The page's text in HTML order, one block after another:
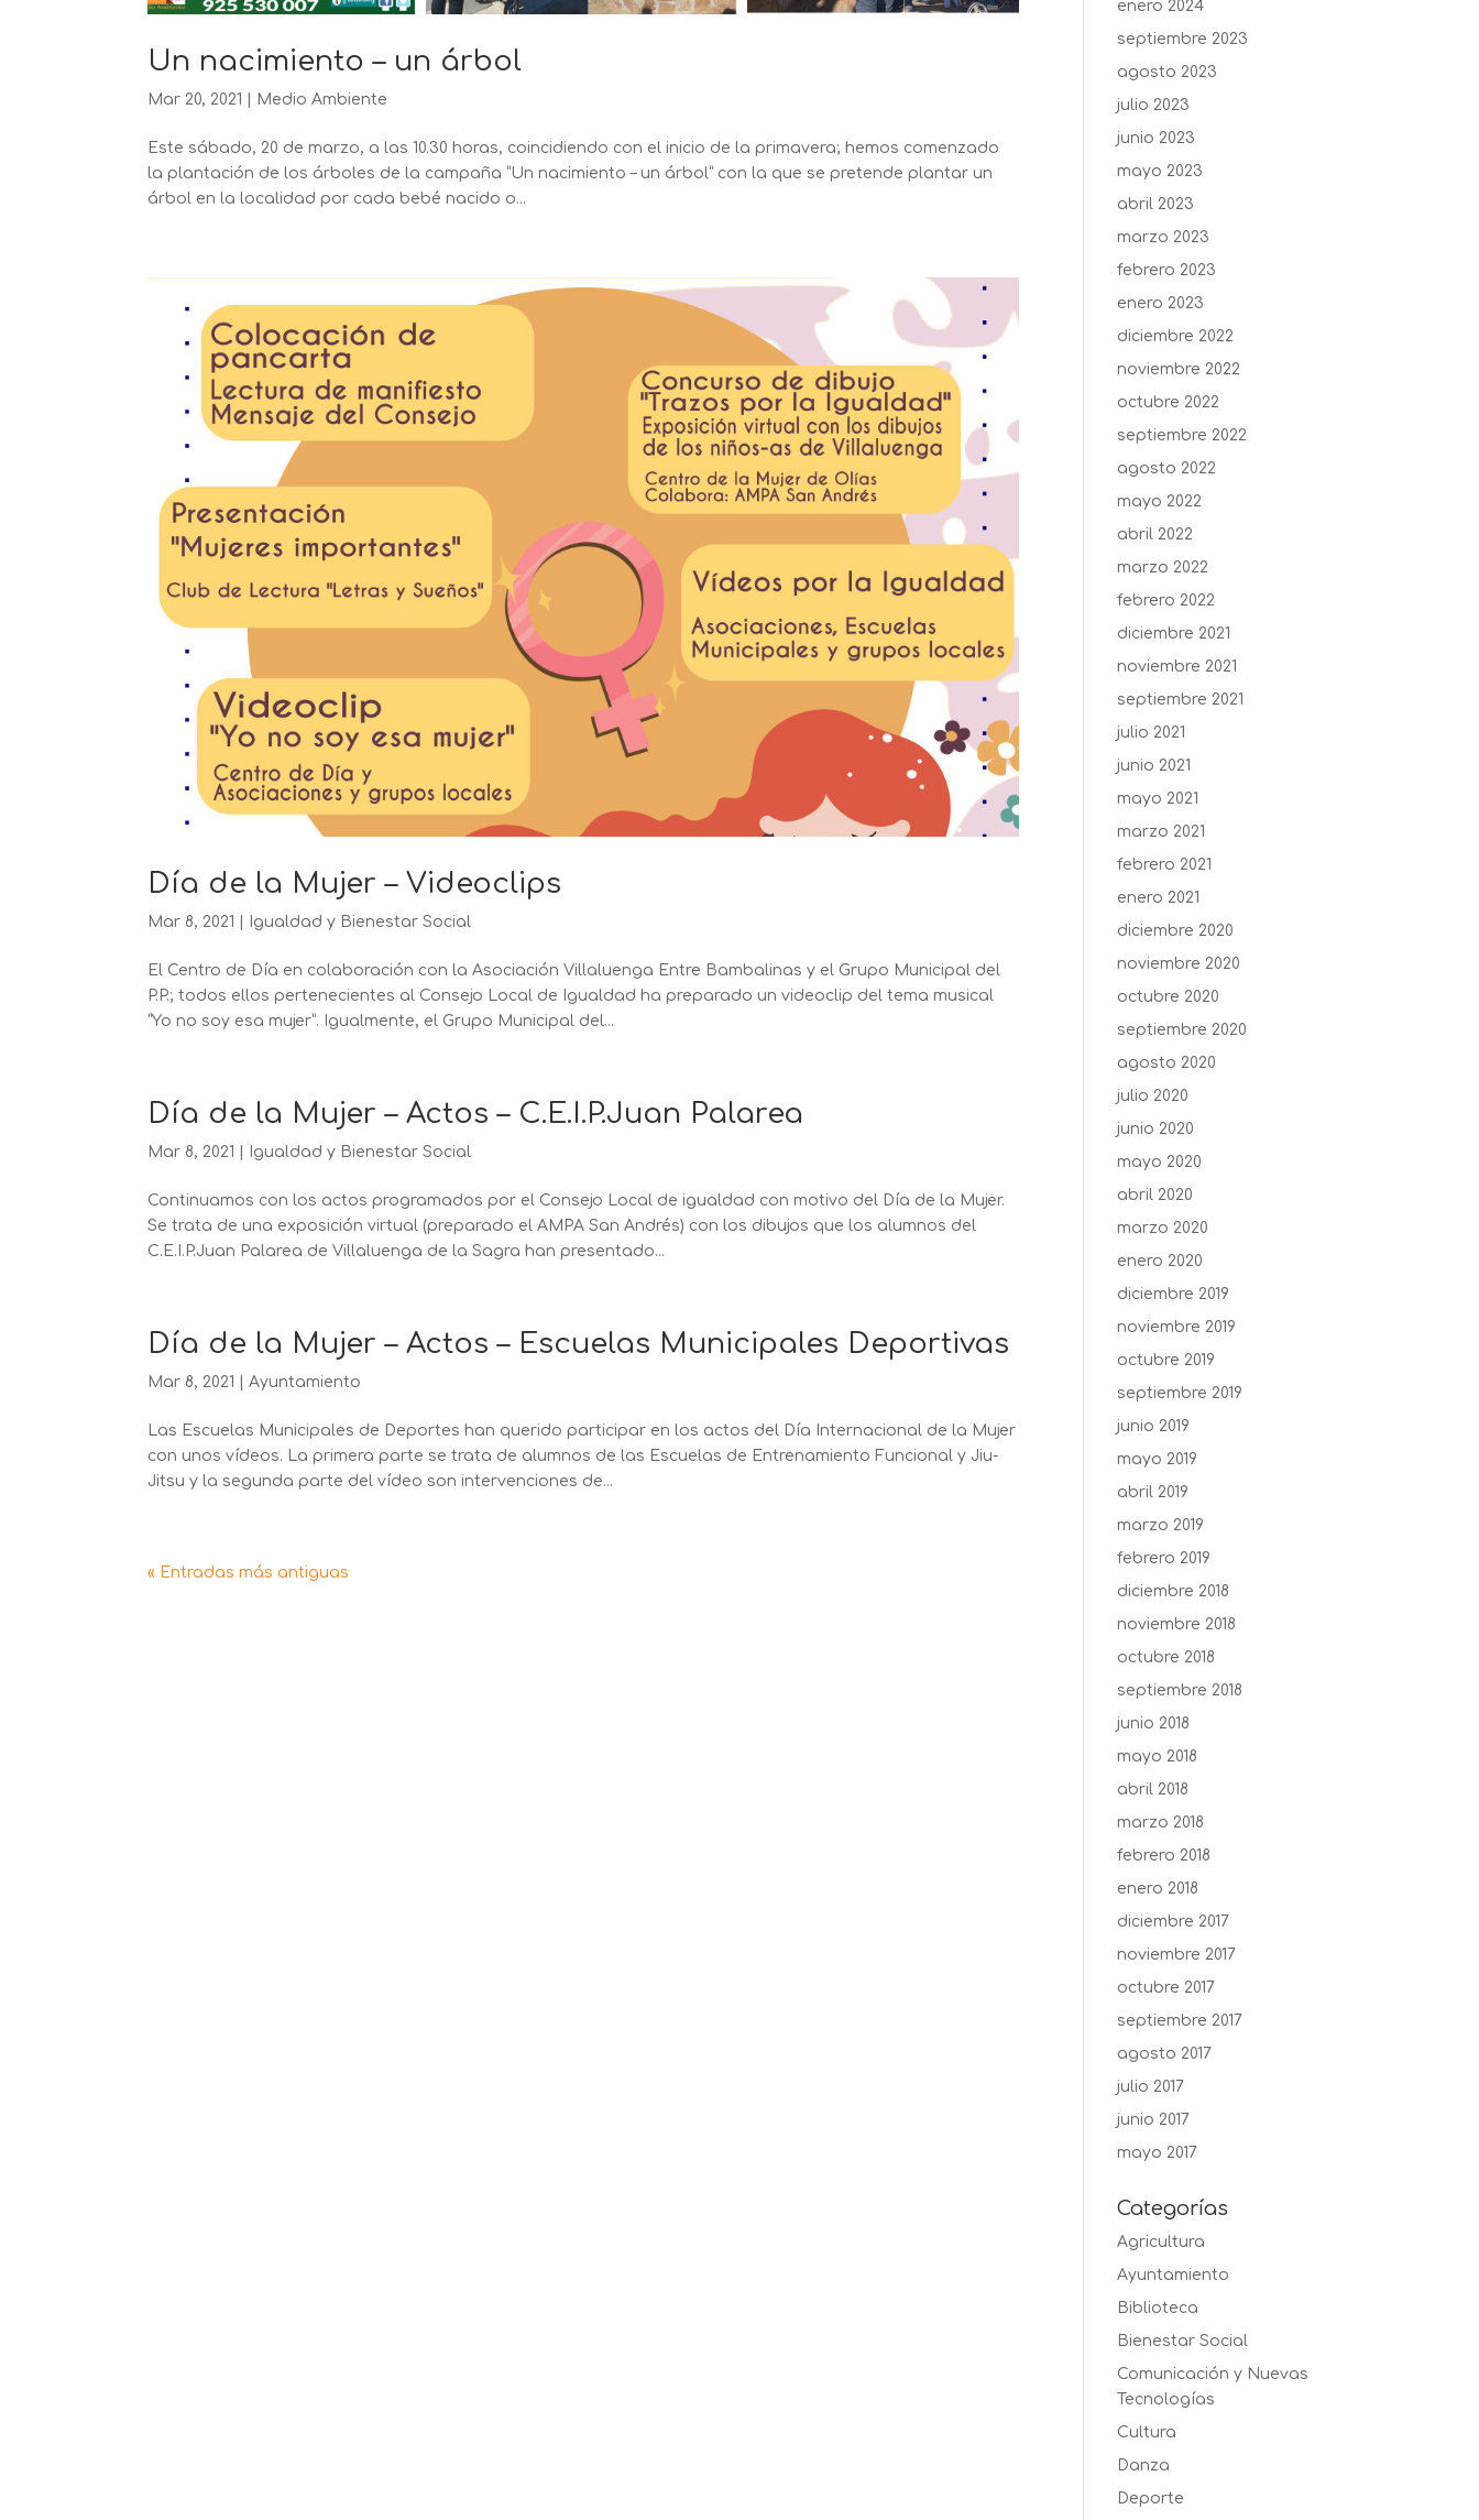
Un nacimiento – un árbol
Mar 20, 2021 Medio Ambiente
Este sábado, 20 de marzo, a las 10.30 horas, coincidiendo con el inicio de la primavera; hemos comenzado
la plantación de los árboles de la campaña “Un nacimiento – un árbol” con la que se pretende plantar un
árbol en la localidad por cada bebé nacido o...
Día de la Mujer – Videoclips
Mar 8, 2021 Igualdad y Bienestar Social
El Centro de Día en colaboración con la Asociación Villaluenga Entre Bambalinas y el Grupo Municipal del
P.P.; todos ellos pertenecientes al Consejo Local de Igualdad ha preparado un videoclip del tema musical
“Yo no soy esa mujer”. Igualmente, el Grupo Municipal del...
Día de la Mujer – Actos – C.E.I.P.Juan Palarea
Mar 8, 2021 Igualdad y Bienestar Social
Continuamos con los actos programados por el Consejo Local de igualdad con motivo del Día de la Mujer.
Se trata de una exposición virtual (preparado el AMPA San Andrés) con los dibujos que los alumnos del
C.E.I.P.Juan Palarea de Villaluenga de la Sagra han presentado...
Día de la Mujer – Actos – Escuelas Municipales Deportivas
Mar 8, 2021 |Ayuntamiento
Las Escuelas Municipales de Deportes han querido participar en los actos del Día Internacional de la Mujer
con unos vídeos. La primera parte se trata de alumnos de las Escuelas de Entrenamiento Funcional y Jiu-
Jitsu y la segunda parte del vídeo son intervenciones de...
« Entradas más antiguas
enero 2024
septiembre 2023
agosto 2023
julio 2023
junio 2023
mayo 2023
abril 2023
marzo 2023
febrero 2023
enero 2023
diciembre 2022
noviembre 2022
octubre 2022
septiembre 2022
agosto 2022
mayo 2022
abril 2022
marzo 2022
febrero 2022
diciembre 2021
noviembre 2021
septiembre 2021
julio 2021
junio 2021
mayo 2021
marzo 2021
febrero 2021
enero 2021
diciembre 2020
noviembre 2020
octubre 2020
septiembre 2020
agosto 2020
julio 2020
junio 2020
mayo 2020
abril 2020
marzo 2020
enero 2020
diciembre 2019
noviembre 2019
octubre 2019
septiembre 2019
junio 2019
mayo 2019
abril 2019
marzo 2019
febrero 2019
diciembre 2018
noviembre 2018
octubre 2018
septiembre 2018
junio 2018
mayo 2018
abril 2018
marzo 2018
febrero 2018
enero 2018
diciembre 2017
noviembre 2017
octubre 2017
septiembre 2017
agosto 2017
julio 2017
junio 2017
mayo 2017
Categorías
Agricultura
Ayuntamiento
Biblioteca
Bienestar Social
Comunicación y Nuevas
Tecnologías
Cultura
Danza
Deporte